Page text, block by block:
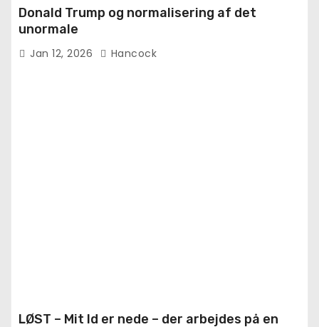
Donald Trump og normalisering af det
unormale
Jan 12, 2026 Hancock
LØST – Mit Id er nede – der arbejdes på en